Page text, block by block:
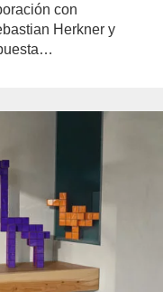
con
Herkner y